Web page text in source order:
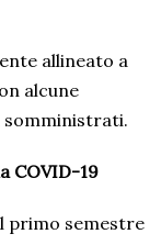
allineato a
alcune
somministrati.
COVID-19
primo semestre